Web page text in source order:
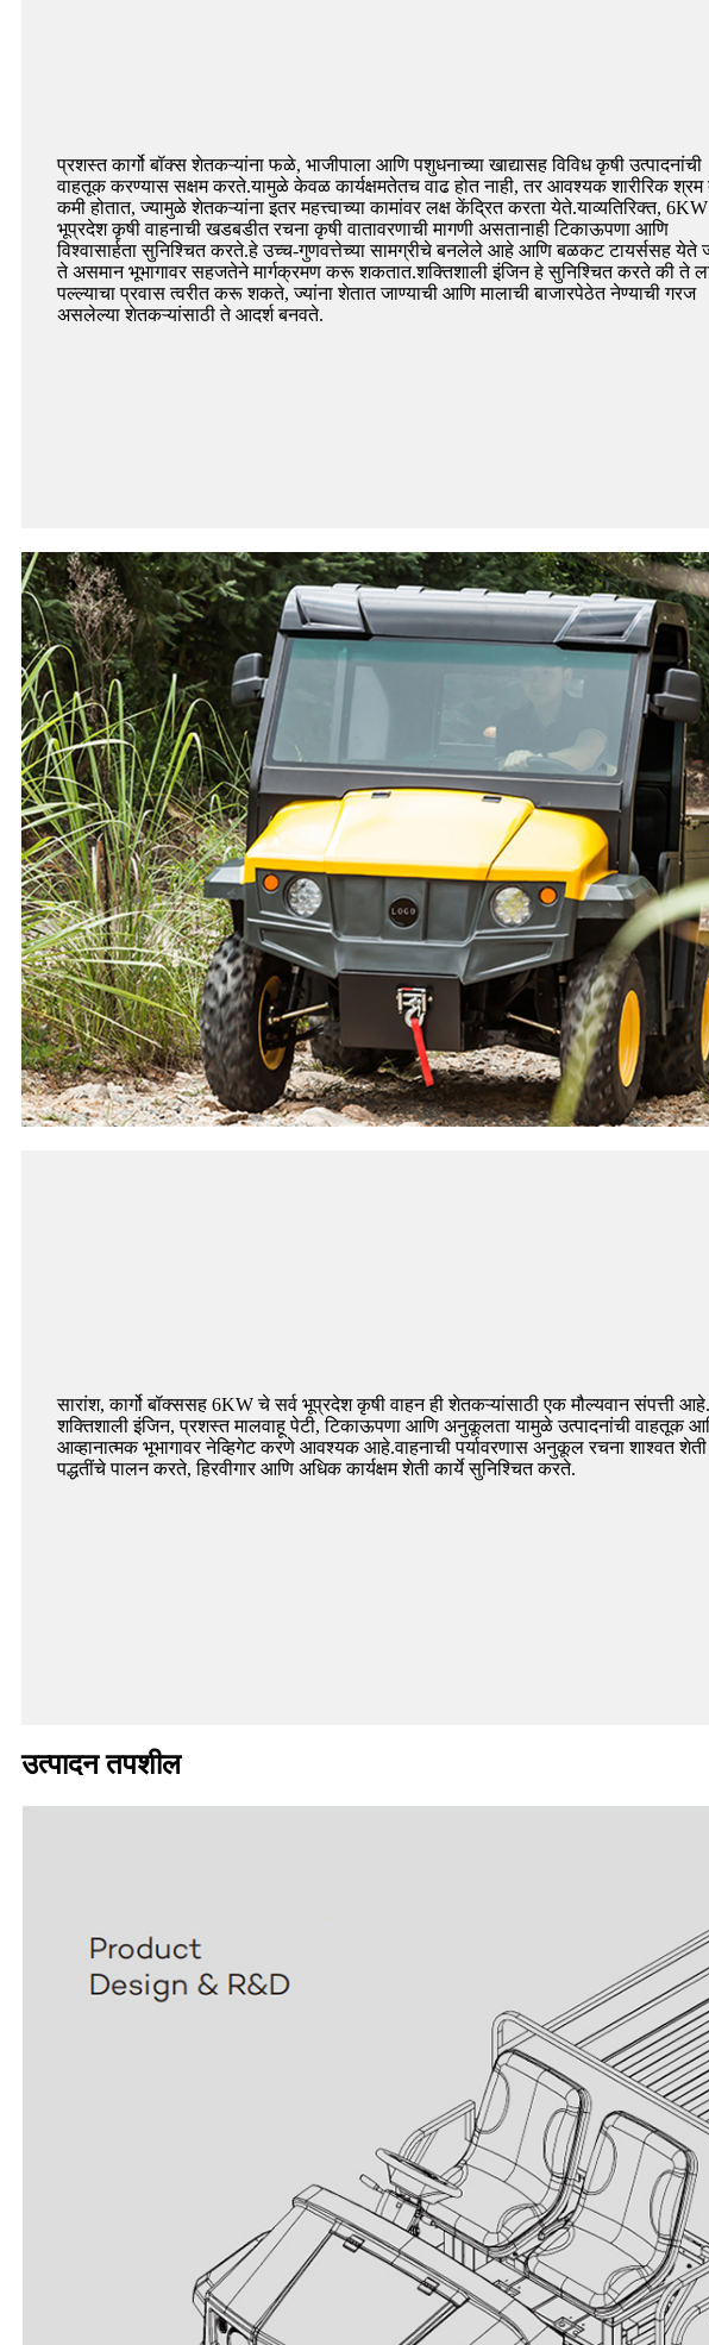
प्रशस्त कार्गो बॉक्स शेतकऱ्यांना फळे, भाजीपाला आणि पशुधनाच्या खाद्यासह विविध कृषी उत्पादनांची
वाहतूक करण्यास सक्षम करते.यामुळे केवळ कार्यक्षमतेतच वाढ होत नाही, तर आवश्यक शारीरिक
कमी होतात, ज्यामुळे शेतकऱ्यांना इतर महत्त्वाच्या कामांवर लक्ष केंद्रित करता येते.याव्यतिरिक्त, 6KW
भूप्रदेश कृषी वाहनाची खडबडीत रचना कृषी वातावरणाची मागणी असतानाही टिकाऊपणा आणि
विश्वासार्हता सुनिश्चित करते.हे उच्च-गुणवत्तेच्या सामग्रीचे बनलेले आहे आणि बळकट टायर्ससह येते
ते असमान भूभागावर सहजतेने मार्गक्रमण करू शकतात.शक्तिशाली इंजिन हे सुनिश्चित करते की ते
पल्ल्याचा प्रवास त्वरीत करू शकते, ज्यांना शेतात जाण्याची आणि मालाची बाजारपेठेत नेण्याची गरज
असलेल्या शेतकऱ्यांसाठी ते आदर्श बनवते.
सारांश, कार्गो बॉक्ससह 6KW चे सर्व भूप्रदेश कृषी वाहन ही शेतकऱ्यांसाठी एक मौल्यवान संपत्ती
शक्तिशाली इंजिन, प्रशस्त मालवाहू पेटी, टिकाऊपणा आणि अनुकूलता यामुळे उत्पादनांची वाहतूक
आव्हानात्मक भूभागावर नेव्हिगेट करणे आवश्यक आहे.वाहनाची पर्यावरणास अनुकूल रचना शाश्वत शेती
पद्धतींचे पालन करते, हिरवीगार आणि अधिक कार्यक्षम शेती कार्ये सुनिश्चित करते.
उत्पादन तपशील